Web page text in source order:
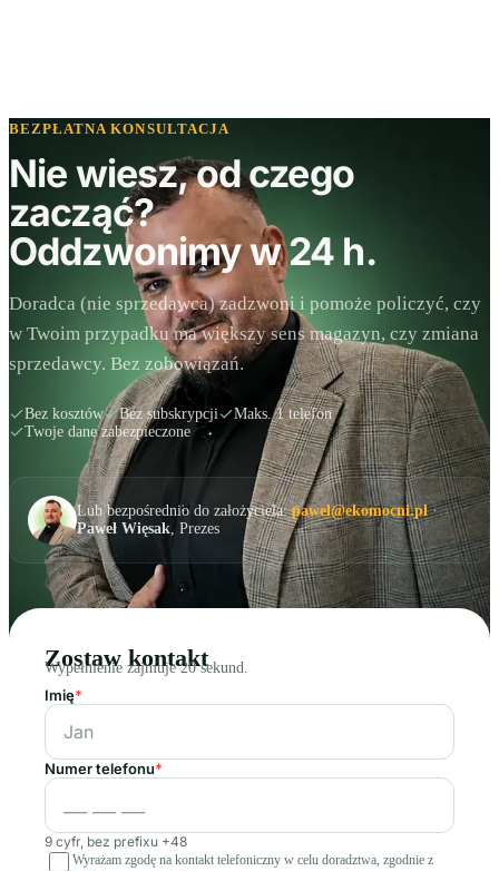
BEZPŁATNA KONSULTACJA
Nie wiesz, od czego
zacząć?
Oddzwonimy w 24 h.
Doradca (nie sprzedawca) zadzwoni i pomoże policzyć, czy
w Twoim przypadku ma większy sens magazyn, czy zmiana
sprzedawcy. Bez zobowiązań.
Bez kosztów Bez subskrypcji
Maks. 1 telefon
Twoje dane zabezpieczone
Lub bezpośrednio do założyciela:pawel@ekomocni.pl·
Paweł Więsak, Prezes
Zostaw kontakt
Wypełnienie zajmuje 20 sekund.
Imię*
Numer telefonu*
9 cyfr, bez prefixu +48
Wyrażam zgodę na kontakt telefoniczny w celu doradztwa, zgodnie z